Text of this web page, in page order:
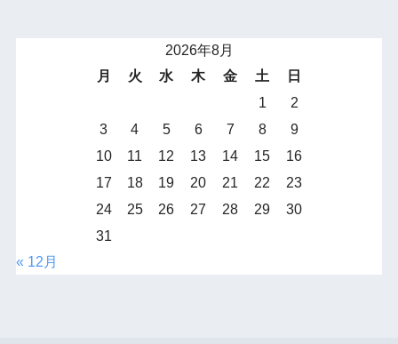
2026年8月
月
火 水 木 金 土
日
1
2
3
4 5 6 7 8
9
10
11 12 13 14 15
16
17
18 19 20 21 22
23
24
25 26 27 28 29
30
31
« 12月